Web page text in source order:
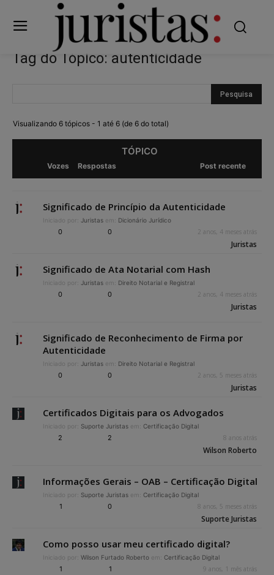
Tag do Tópico: autenticidade
Visualizando 6 tópicos - 1 até 6 (de 6 do total)
TÓPICO
Vozes Respostas Post recente
Significado de Princípio da Autenticidade
Iniciado por: Juristas em: Dicionário Jurídico
0 0 2 anos, 4 meses atrás
Juristas
Significado de Ata Notarial com Hash
Iniciado por: Juristas em: Direito Notarial e Registral
0 0 2 anos, 4 meses atrás
Juristas
Significado de Reconhecimento de Firma por
Autenticidade
Iniciado por: Juristas em: Direito Notarial e Registral
0 0 2 anos, 5 meses atrás
Juristas
Certificados Digitais para os Advogados
Iniciado por: Suporte Juristas em: Certificação Digital
2 2 8 anos atrás
Wilson Roberto
Informações Gerais – OAB – Certificação Digital
Iniciado por: Suporte Juristas em: Certificação Digital
1 0 8 anos, 5 meses atrás
Suporte Juristas
Como posso usar meu certificado digital?
Iniciado por: Wilson Furtado Roberto em: Certificação Digital
1 1 9 anos, 1 mês atrás